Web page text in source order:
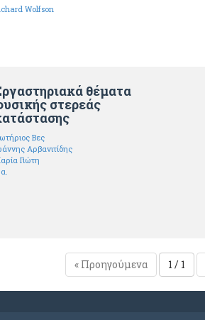
Wolfson
θέματα
στερεάς
Βες
Αρβανιτίδης
Γιώτη
« Προηγούμενα 1 / 1